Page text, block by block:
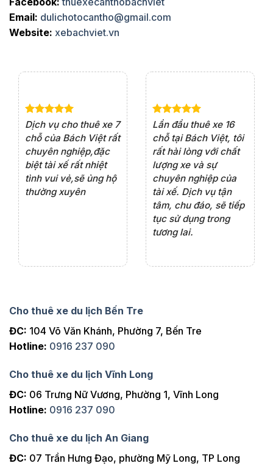
Email: dulichotocantho@gmail.com
Website: xebachviet.vn
Dịch vụ cho thuê xe 7
chỗ của Bách Việt rất
chuyên nghiệp,đặc
biệt tài xế rất nhiệt
tình vui vẻ,sẽ ủng hộ
thường xuyên
Lần đầu thuê xe 16
chỗ tại Bách Việt, tôi
rất hài lòng với chất
lượng xe và sự
chuyên nghiệp của
tài xế. Dịch vụ tận
tâm, chu đáo, sẽ tiếp
tục sử dụng trong
tương lai.
Cho thuê xe du lịch Bến Tre
ĐC: 104 Võ Văn Khánh, Phường 7, Bến Tre
Hotline: 0916 237 090
Cho thuê xe du lịch Vĩnh Long
ĐC: 06 Trưng Nữ Vương, Phường 1, Vĩnh Long
Hotline: 0916 237 090
Cho thuê xe du lịch An Giang
ĐC: 07 Trần Hưng Đạo, phường Mỹ Long, TP Long